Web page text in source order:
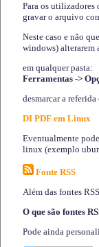
Para os utilizadores
gravar o arquivo
Neste caso e não
windows) alterarem
em qualquer pasta:
Ferramentas ->
desmarcar a
DI PDF em Linux
Eventualmente
linux (exemplo
Fonte RSS
Além das fontes
O que são fontes
Pode ainda